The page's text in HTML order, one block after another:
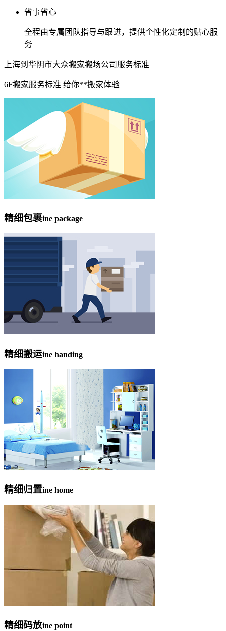
省事省心
全程由专属团队指导与跟进，提供个性化定制的贴心服
务
上海到华阴市大众搬家搬场公司服务标准
6F搬家服务标准 给你**搬家体验
精细包裹ine package
精细搬运ine handing
精细归置ine home
精细码放ine point